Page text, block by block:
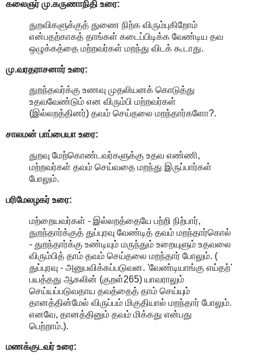
கலைஞர் மு.கருணாநிதி உரை:
துறவிகளுக்குத் துணை நிற்க விரும்புகிறோம்
என்பதற்காகத் தாங்கள் கடைப்பிடிக்க வேண்டிய தவ
ஒழுக்கத்தை மற்றவர்கள் மறந்து விடக் கூடாது.
மு.வரதராசனார் உரை:
துறந்தவர்க்கு உணவு முதலியனக் கொடுத்து
உதவவேண்டும் என விரும்பி மற்றவர்கள்
(இல்லறத்தினர்) தவம் செய்தலை மறந்தார்களோ?.
சாலமன் பாப்பையா உரை:
துறவு மேற்கொண்டவர்களுக்கு உதவ எண்ணி,
மற்றவர்கள் தவம் செய்வதை மறந்து இருப்பார்கள்
போலும்.
பரிமேலழகர் உரை:
மற்றையவர்கள் - இல்லறத்தையே பற்றி நிற்பார்,
துறந்தார்க்குத் துப்புரவு வேண்டித் தவம் மறந்தார்கொல்
- துறந்தார்க்கு உண்டியும் மருந்தும் உறையுளும் உதவலை
விரும்பித் தாம் தவம் செய்தலை மறந்தார் போலும். (
துப்புரவு - அனுபவிக்கப்படுவன. 'வேண்டியாங்கு எய்தற்'
பயத்தது ஆகலின் (குறள்265) யாவராலும்
செய்யப்படுவதாய தவத்தைத் தாம் செய்யும்
தானத்தின்மேல் விருப்பம் மிகுதியால் மறந்தார் போலும்.
எனவே, தானத்தினும் தவம் மிக்கது என்பது
பெற்றாம்.).
மணக்குடவர் உரை: